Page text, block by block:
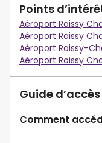
Points
Aéroport Roissy
Aéroport Roissy
Aéroport Roissy-
Aéroport Roissy
Guide d’accès
Comment